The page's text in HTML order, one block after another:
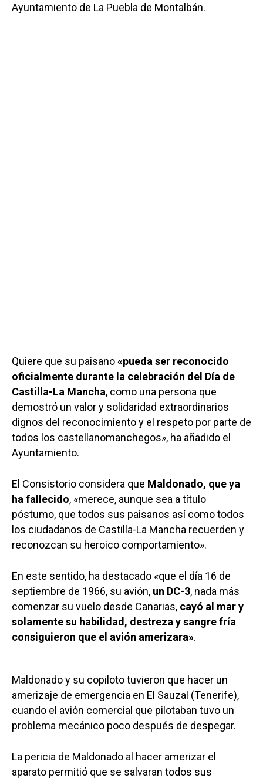
Ayuntamiento de La Puebla de Montalbán.
Quiere que su paisano«pueda ser reconocido
oficialmente durante la celebración del Día de
Castilla-La Mancha, como una persona que
demostró un valor y solidaridad extraordinarios
dignos del reconocimiento y el respeto por parte de
todos los castellanomanchegos», ha añadido el
Ayuntamiento.
El Consistorio considera que Maldonado, que ya
ha fallecido, «merece, aunque sea a título
póstumo, que todos sus paisanos así como todos
los ciudadanos de Castilla-La Mancha recuerden y
reconozcan su heroico comportamiento».
En este sentido, ha destacado «que el día 16 de
septiembre de 1966, su avión, un DC-3, nada más
comenzar su vuelo desde Canarias, cayó al mar y
solamente su habilidad, destreza y sangre fría
consiguieron que el avión amerizara».
Maldonado y su copiloto tuvieron que hacer un
amerizaje de emergencia en El Sauzal (Tenerife),
cuando el avión comercial que pilotaban tuvo un
problema mecánico poco después de despegar.
La pericia de Maldonado al hacer amerizar el
aparato permitió que se salvaran todos sus